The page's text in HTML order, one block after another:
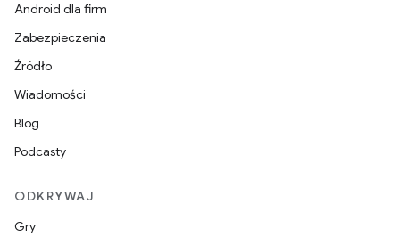
Android dla firm
Zabezpieczenia
Źródło
Wiadomości
Blog
Podcasty
ODKRYWAJ
Gry